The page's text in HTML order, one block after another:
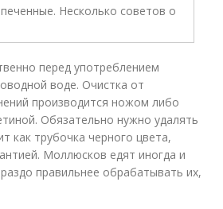
перед употреблением
воде. Очистка от
производится ножом либо
Обязательно нужно удалять
как трубочка черного цвета,
Моллюсков едят иногда и
правильнее обрабатывать их,